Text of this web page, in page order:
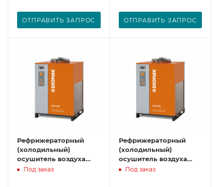
ОТПРАВИТЬ ЗАПРОС ОТПРАВИТЬ ЗАПРОС
Рефрижераторный
(холодильный)
осушитель воздуха
CAD 401
Под заказ
Рефрижераторный
(холодильный)
осушитель воздуха
CAD 501
Под заказ